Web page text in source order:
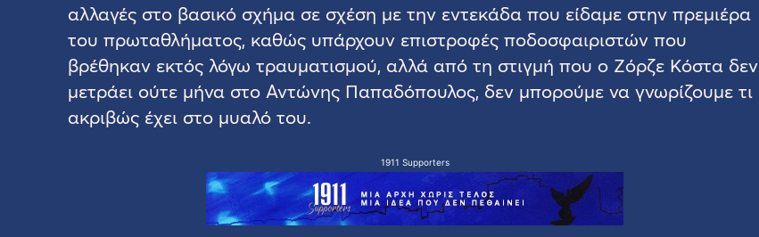
αλλαγές στο βασικό σχήμα σε σχέση με την εντεκάδα που είδαμε στην πρεμιέρα
του πρωταθλήματος, καθώς υπάρχουν επιστροφές ποδοσφαιριστών που
βρέθηκαν εκτός λόγω τραυματισμού, αλλά από τη στιγμή που ο Ζόρζε Κόστα δεν
μετράει ούτε μήνα στο Αντώνης Παπαδόπουλος, δεν μπορούμε να γνωρίζουμε τι
ακριβώς έχει στο μυαλό του.
1911 Supporters